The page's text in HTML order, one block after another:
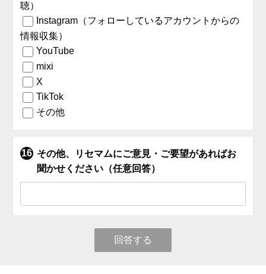
聴）
Instagram（フォローしているアカウントからの
情報収集）
YouTube
mixi
X
TikTok
その他
その他、リセマムにご意見・ご要望があればお
聞かせください（任意回答）
回答する